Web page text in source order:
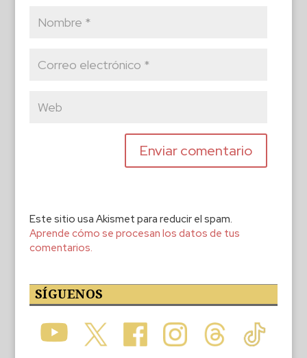
Este sitio usa Akismet para reducir el spam.
Aprende cómo se procesan los datos de tus
comentarios.
SÍGUENOS